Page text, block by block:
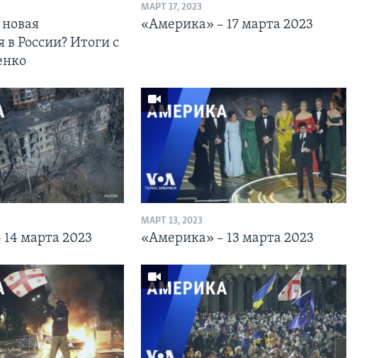
России? Итоги с
МАРТ 17, 2023
«Америка» – 17 марта 2023
марта 2023
МАРТ 13, 2023
«Америка» – 13 марта 2023